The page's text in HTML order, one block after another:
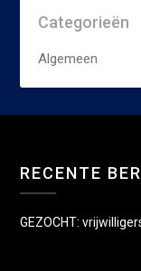
Categorieën
Algemeen
RECENTE
GEZOCHT: